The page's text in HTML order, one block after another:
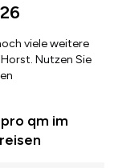
viele weitere
Nutzen Sie
qm im